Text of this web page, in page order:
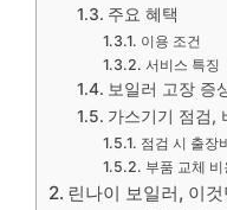
주요 혜택
이용 조건
서비스 특징
보일러 고장 증
가스기기 점검,
점검 시 출장
부품 교체 비
린나이 보일러, 이